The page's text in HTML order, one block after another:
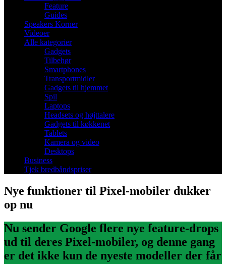
Feature
Guides
Speakers Korner
Videoer
Alle kategorier
Gadgets
Tilbehør
Smartphones
Transportmidler
Gadgets til hjemmet
Spil
Laptops
Headsets og højttalere
Gadgets til køkkenet
Tablets
Kamera og video
Desktops
Business
Tjek bredbåndspriser
Nye funktioner til Pixel-mobiler dukker
op nu
Nu sender Google flere nye feature-drops
ud til deres Pixel-mobiler, og denne gang
er det ikke kun de nyeste modeller der får